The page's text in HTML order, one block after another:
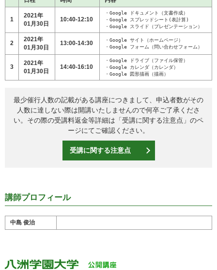
1
2021年
01月30日
10:40-12:10
・Google ドキュメント（文書作成）
・Google スプレッドシート(表計算)
・Google スライド（プレゼンテーション）
2
2021年
01月30日
13:00-14:30
・Google サイト（ホームページ）
・Google フォーム（問い合わせフォーム）
3
2021年
01月30日
14:40-16:10
・Google ドライブ（ファイル保管）
・Google カレンダ（カレンダ）
・Google 図形描画（描画）
最少催行人数の記載がある講座につきまして、申込者数がその
人数に達しない際は開講いたしませんので何卒ご了承くださ
い。その際の受講料返金等詳細は「受講に関する注意点 」のペ
ージにてご確認ください。
受講に関する注意点
講師プロフィール
中島 俊治